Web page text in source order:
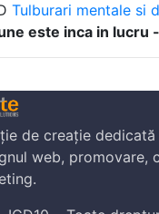
Tulburari mentale si
este inca in lucru
de creație
web, promovare,